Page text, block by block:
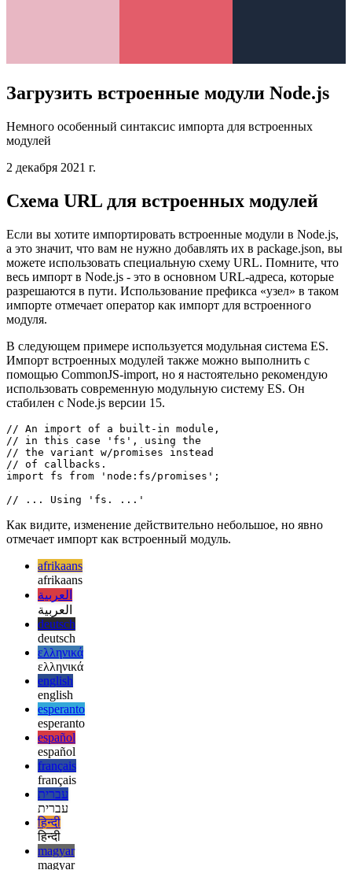
Загрузить встроенные модули Node.js
Немного особенный синтаксис импорта для встроенных
Схема URL для встроенных модулей
Если вы хотите импортировать встроенные модули в Node.js,
а это значит, что вам не нужно добавлять их в package.json, вы
можете использовать специальную схему URL. Помните, что
весь импорт в Node.js - это в основном URL-адреса, которые
разрешаются в пути. Использование префикса «узел» в таком
импорте отмечает оператор как импорт для встроенного
модуля.
В следующем примере используется модульная система ES.
Импорт встроенных модулей также можно выполнить с
помощью CommonJS-import, но я настоятельно рекомендую
использовать современную модульную систему ES. Он
стабилен с Node.js версии 15.
// An import of a built-in module,
// the variant w/promises instead
import fs from 'node:fs/promises';
Как видите, изменение действительно небольшое, но явно
отмечает импорт как встроенный модуль.
afrikaans
afrikaans
العربية
العربية
deutsch
deutsch
ελληνικά
ελληνικά
english
english
esperanto
esperanto
español
español
français
français
עברית
עברית